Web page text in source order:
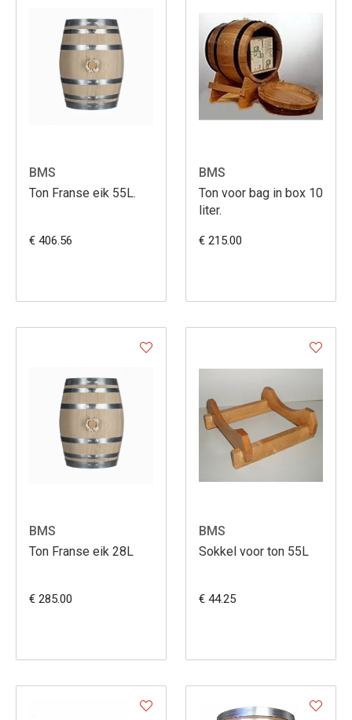
BMS
Ton Franse eik 55L.
€ 406.56
BMS
Ton voor bag in box 10
liter.
€ 215.00
BMS
Ton Franse eik 28L
€ 285.00
BMS
Sokkel voor ton 55L
€ 44.25